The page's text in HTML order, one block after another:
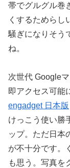
帯でグルグル巻
くするためらし
騒ぎになりそう
ね。
次世代 Google
即アクセス可能
engadget 日本版
けっこう使い勝
ップ。ただ日本
が不十分です。
も思う。写真を